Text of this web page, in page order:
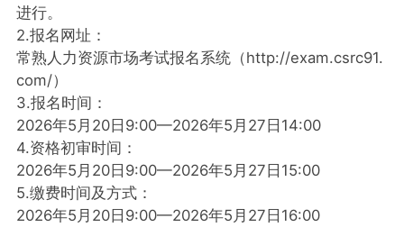
进行。
2.报名网址：
常熟人力资源市场考试报名系统（http://exam.csrc91.
com/）
3.报名时间：
2026年5月20日9:00—2026年5月27日14:00
4.资格初审时间：
2026年5月20日9:00—2026年5月27日15:00
5.缴费时间及方式：
2026年5月20日9:00—2026年5月27日16:00